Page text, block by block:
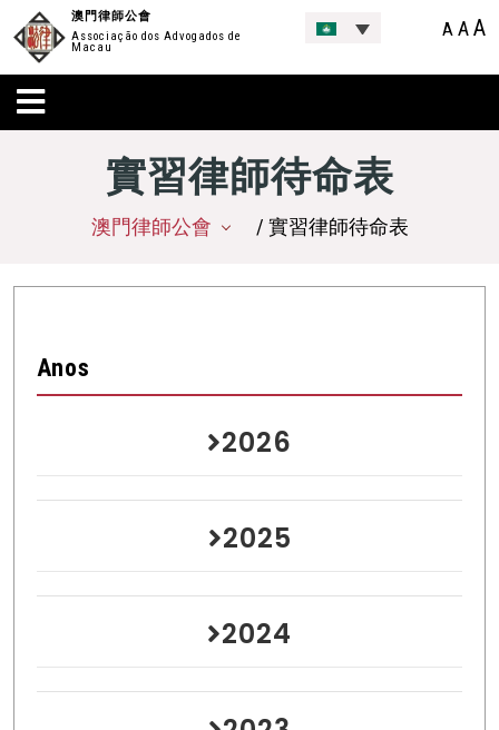
澳門律師公會
Associação dos Advogados de
Macau
A AA
實習律師待命表
澳門律師公會 / 實習律師待命表
Anos
2026
2025
2024